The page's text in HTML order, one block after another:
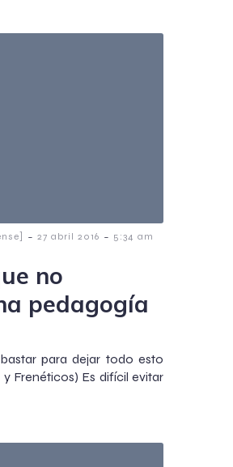
- 27 abril 2016 - 5:34 am
no
pedagogía
para dejar todo esto
Frenéticos) Es difícil evitar